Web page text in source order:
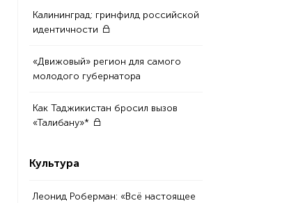
Калининград: гринфилд российской
идентичности
«Движовый» регион для самого
молодого губернатора
Как Таджикистан бросил вызов
«Талибану»*
Культура
Леонид Роберман: «Всё настоящее